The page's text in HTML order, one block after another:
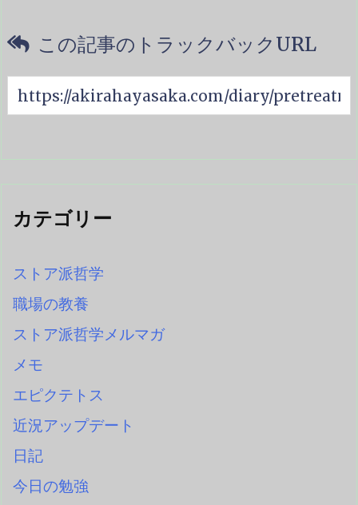
この記事のトラックバックURL
カテゴリー
ストア派哲学
職場の教養
ストア派哲学メルマガ
メモ
エピクテトス
近況アップデート
日記
今日の勉強